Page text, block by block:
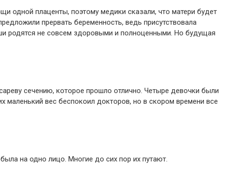
одной плаценты, поэтому медики сказали, что матери будет
прервать беременность, ведь присутствовала
родятся не совсем здоровыми и полноценными. Но будущая
сечению, которое прошло отлично. Четыре девочки были
маленький вес беспокоил докторов, но в скором времени все
на одно лицо. Многие до сих пор их путают.